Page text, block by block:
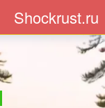
Shockrust.ru